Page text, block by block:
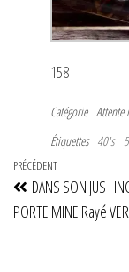
158
Catégorie Attente
Étiquettes 40's
Navigation
de
l’article
Article
précédent
PRÉCÉDENT
DANS SON JUS :
PORTE MINE Rayé